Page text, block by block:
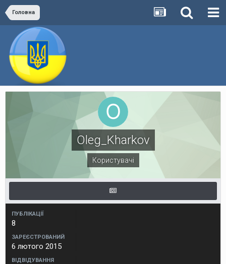
Головна
Oleg_Kharkov
Користувачі
ПУБЛІКАЦІЇ
8
ЗАРЕЄСТРОВАНИЙ
6 лютого 2015
ВІДВІДУВАННЯ